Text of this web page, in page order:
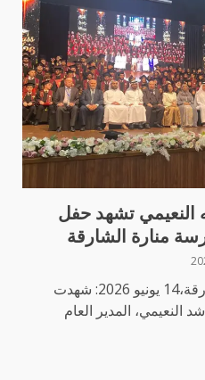
النعيمي تشهد حفل
منارة الشارقة
الإمارات العربية المتحدة، الشارقة،14 يونيو 2026: شهدت
النعيمي، المدير العام